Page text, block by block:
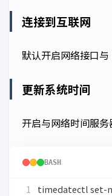
连接到互联网
默认开启网络接口
更新系统时间
开启与网络时间服
BASH
timedatectl set-